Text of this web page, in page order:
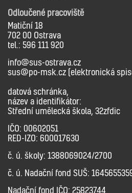
Odloučené pracoviště
Matiční 18
702 00 Ostrava
tel.: 596 111 920
info@sus-ostrava.cz
sus@po-msk.cz (elektronická
datová schránka,
název a identifikátor:
Střední umělecká škola, 32zfdic
IČO: 00602051
RED-IZO: 600017630
č. ú. školy: 1388069024/2700
č. ú. Nadační fond SUŠ:
Nadační fond IČO: 25823744